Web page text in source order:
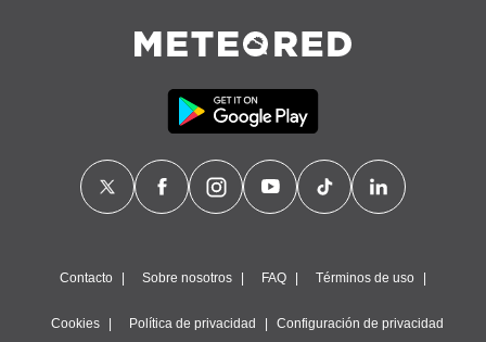
Contacto Sobre nosotros FAQ Términos de uso
Cookies Política de privacidad Configuración de privacidad